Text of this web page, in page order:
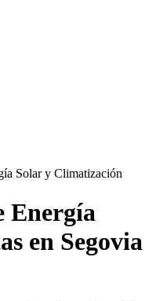
Solar y Climatización
Energía
en Segovia